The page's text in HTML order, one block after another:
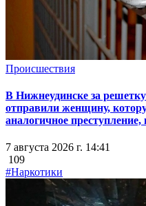
Происшествия
В Нижнеудинске за
отправили женщину,
аналогичное преступление,
7 августа 2026 г. 14:41
109
#Наркотики